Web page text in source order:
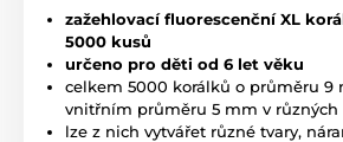
zažehlovací fluorescenční XL
5000 kusů
určeno pro děti od 6 let věku
celkem 5000 korálků o průměru 9
vnitřním průměru 5 mm v různých
lze z nich vytvářet různé tvary,